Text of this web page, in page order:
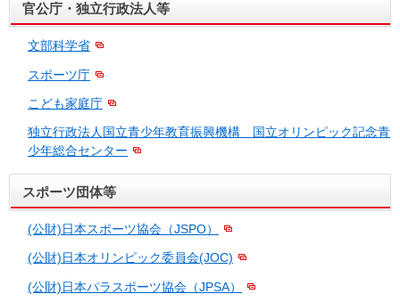
官公庁・独立行政法人等
文部科学省
スポーツ庁
こども家庭庁
独立行政法人国立青少年教育振興機構 国立オリンピック記念青
少年総合センター
スポーツ団体等
(公財)日本スポーツ協会（JSPO）
(公財)日本オリンピック委員会(JOC)
(公財)日本パラスポーツ協会（JPSA）